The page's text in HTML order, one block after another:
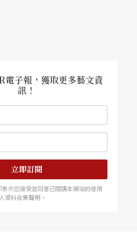
電子報，獲取更多藝文資
訊！
立即訂閱
示您接受並同意已閱讀本網站的使用
資料收集聲明。